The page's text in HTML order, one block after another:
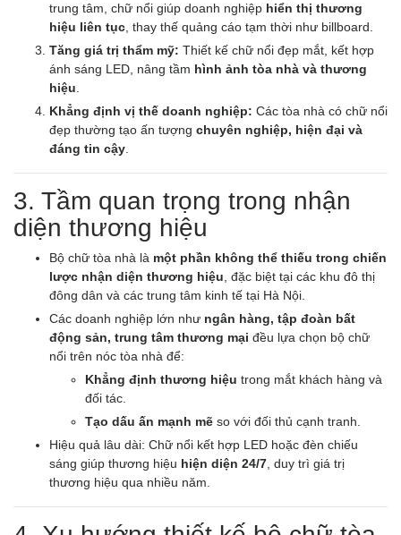
trung tâm, chữ nổi giúp doanh nghiệp hiển thị thương
hiệu liên tục , thay thế quảng cáo tạm thời như billboard.
Tăng giá trị thẩm mỹ: Thiết kế chữ nổi đẹp mắt, kết hợp
ánh sáng LED, nâng tầm hình ảnh tòa nhà và thương
hiệu
Khẳng định vị thế doanh nghiệp: Các tòa nhà có chữ nổi
đẹp thường tạo ấn tượng chuyên nghiệp, hiện đại và
đáng tin cậy
3. Tầm quan trọng trong nhận
diện thương hiệu
Bộ chữ tòa nhà là một phần không thể thiếu trong chiến
lược nhận diện thương hiệu , đặc biệt tại các khu đô thị
đông dân và các trung tâm kinh tế tại Hà Nội.
Các doanh nghiệp lớn như ngân hàng, tập đoàn bất
động sản, trung tâm thương mại đều lựa chọn bộ chữ
nổi trên nóc tòa nhà để:
Khẳng định thương hiệu trong mắt khách hàng và
đối tác.
Tạo dấu ấn mạnh mẽ so với đối thủ cạnh tranh.
Hiệu quả lâu dài: Chữ nổi kết hợp LED hoặc đèn chiếu
sáng giúp thương hiệu hiện diện 24/7 , duy trì giá trị
thương hiệu qua nhiều năm.